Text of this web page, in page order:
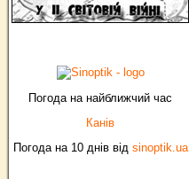
Погода на найближчий час
Канів
Погода на 10 днів від sinoptik.ua